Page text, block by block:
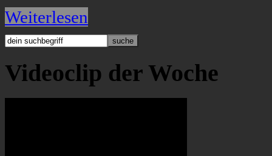
Weiterlesen
Videoclip der Woche